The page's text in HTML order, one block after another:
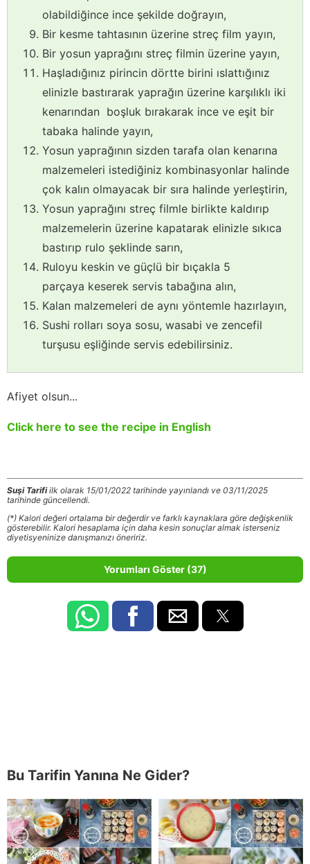
olabildiğince ince şekilde doğrayın,
Bir kesme tahtasının üzerine streç film yayın,
Bir yosun yaprağını streç filmin üzerine yayın,
Haşladığınız pirincin dörtte birini ıslattığınız
elinizle bastırarak yaprağın üzerine karşılıklı iki
kenarından boşluk bırakarak ince ve eşit bir
tabaka halinde yayın,
Yosun yaprağının sizden tarafa olan kenarına
malzemeleri istediğiniz kombinasyonlar halinde
çok kalın olmayacak bir sıra halinde yerleştirin,
Yosun yaprağını streç filmle birlikte kaldırıp
malzemelerin üzerine kapatarak elinizle sıkıca
bastırıp rulo şeklinde sarın,
Ruloyu keskin ve güçlü bir bıçakla 5
parçaya keserek servis tabağına alın,
Kalan malzemeleri de aynı yöntemle hazırlayın,
Sushi rolları soya sosu, wasabi ve zencefil
turşusu eşliğinde servis edebilirsiniz.
Afiyet olsun...
Click here to see the recipe in English
Suşi Tarifiilk olarak 15/01/2022 tarihinde yayınlandı ve 03/11/2025
tarihinde güncellendi.
(*) Kalori değeri ortalama bir değerdir ve farklı kaynaklara göre değişkenlik
gösterebilir. Kalori hesaplama için daha kesin sonuçlar almak isterseniz
diyetisyeninize danışmanızı öneririz.
Yorumları Göster (37)
Bu Tarifin Yanına Ne Gider?